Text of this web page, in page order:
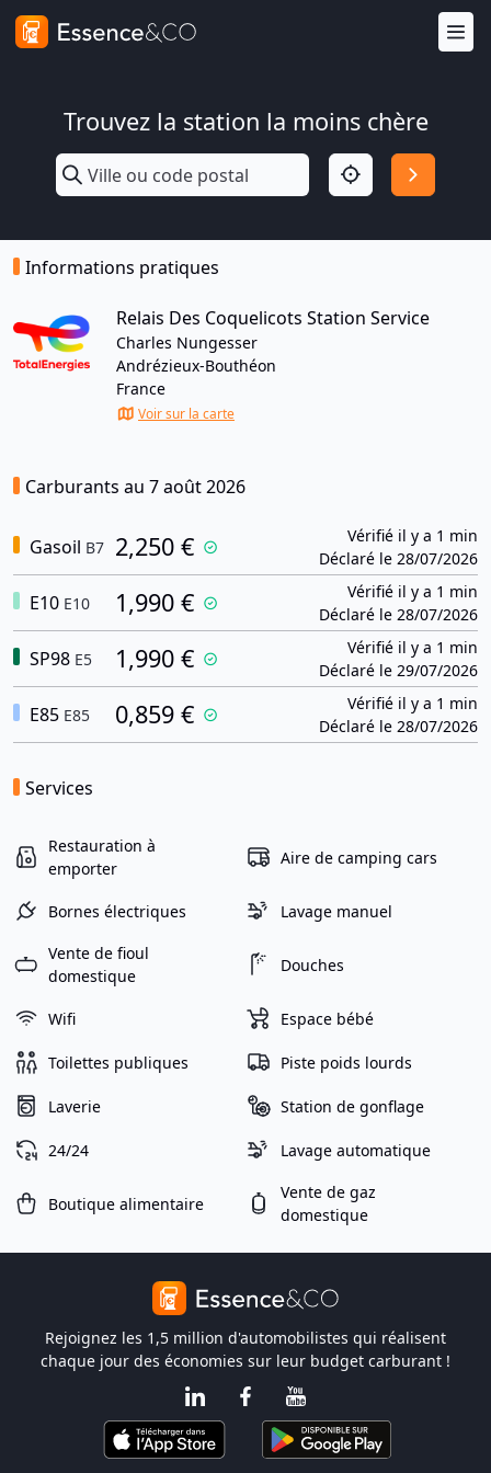
Trouvez la station la moins chère
Informations pratiques
Relais Des Coquelicots Station Service
Charles Nungesser
Andrézieux-Bouthéon
France
Voir sur la carte
Carburants au 7 août 2026
Gasoil B7 2,250 €
Vérifié il y a 1 min
Déclaré le 28/07/2026
E10 E10 1,990 €
Vérifié il y a 1 min
Déclaré le 28/07/2026
SP98 E5 1,990 €
Vérifié il y a 1 min
Déclaré le 29/07/2026
E85 E85 0,859 €
Vérifié il y a 1 min
Déclaré le 28/07/2026
Services
Restauration à
emporter
Aire de camping cars
Bornes électriques Lavage manuel
Vente de fioul
domestique
Douches
Wifi Espace bébé
Toilettes publiques Piste poids lourds
Laverie Station de gonflage
24/24 Lavage automatique
Boutique alimentaire
Vente de gaz
domestique
Rejoignez les 1,5 million d'automobilistes qui réalisent
chaque jour des économies sur leur budget carburant !